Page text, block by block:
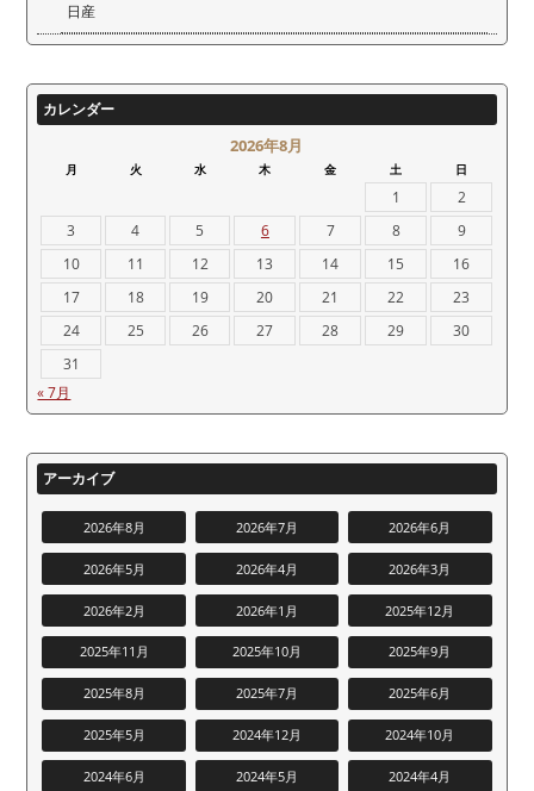
日産
カレンダー
2026年8月
月 火 水 木 金 土 日
1
2
3
4 5 6 7 8
9
10
11 12 13 14 15
16
17
18 19 20 21 22
23
24
25 26 27 28 29
30
31
« 7月
アーカイブ
2026年8月 2026年7月 2026年6月
2026年5月 2026年4月 2026年3月
2026年2月 2026年1月 2025年12月
2025年11月 2025年10月 2025年9月
2025年8月 2025年7月 2025年6月
2025年5月 2024年12月 2024年10月
2024年6月 2024年5月 2024年4月